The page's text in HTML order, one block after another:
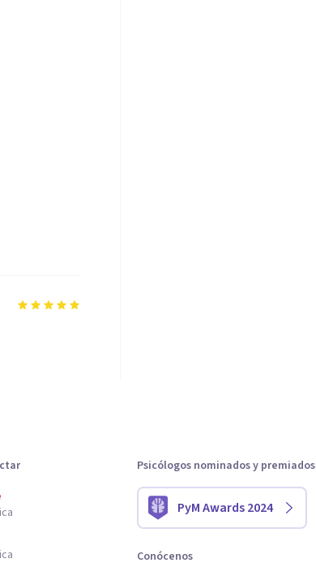
Psicólogos nominados y premiados
PyM Awards 2024
Conócenos